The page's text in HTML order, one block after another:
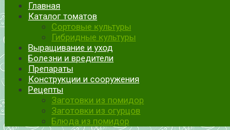
Главная
Каталог томатов
Сортовые культуры
Гибридные культуры
Выращивание и уход
Болезни и вредители
Препараты
Конструкции и сооружения
Рецепты
Заготовки из помидор
Заготовки из огурцов
Блюда из помидор